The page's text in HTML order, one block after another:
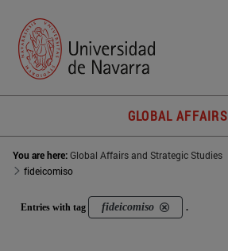
GLOBAL AFFAIRS
You are here:Global Affairs and Strategic Studies
fideicomiso
Entries with tag fideicomiso .